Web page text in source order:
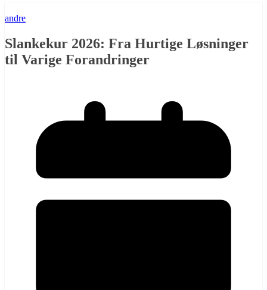
andre
Slankekur 2026: Fra Hurtige Løsninger
til Varige Forandringer